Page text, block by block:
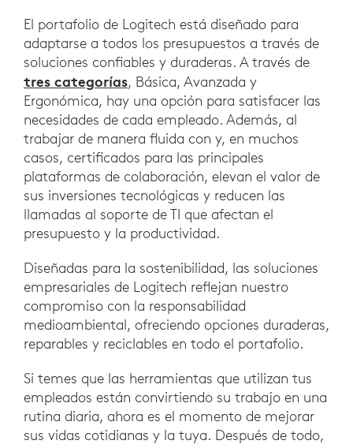
El portafolio de Logitech está diseñado para
adaptarse a todos los presupuestos a través de
soluciones confiables y duraderas. A través de
tres categorías, Básica, Avanzada y
Ergonómica, hay una opción para satisfacer las
necesidades de cada empleado. Además, al
trabajar de manera fluida con y, en muchos
casos, certificados para las principales
plataformas de colaboración, elevan el valor de
sus inversiones tecnológicas y reducen las
llamadas al soporte de TI que afectan el
presupuesto y la productividad.
Diseñadas para la sostenibilidad, las soluciones
empresariales de Logitech reflejan nuestro
compromiso con la responsabilidad
medioambiental, ofreciendo opciones duraderas,
reparables y reciclables en todo el portafolio.
Si temes que las herramientas que utilizan tus
empleados están convirtiendo su trabajo en una
rutina diaria, ahora es el momento de mejorar
sus vidas cotidianas y la tuya. Después de todo,